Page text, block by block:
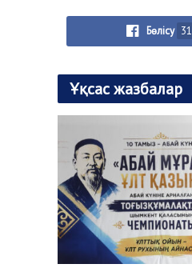
Бөлісу 31
Ұқсас жазбалар